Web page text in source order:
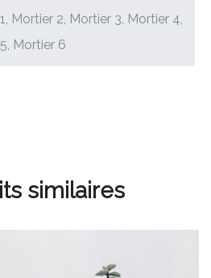
Mortier 2, Mortier 3, Mortier 4,
Mortier 6
similaires